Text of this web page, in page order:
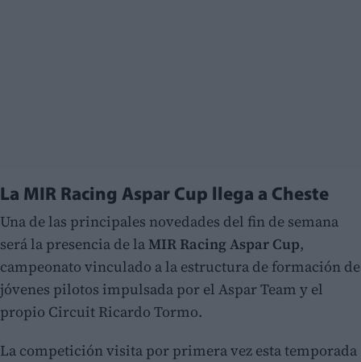
La MIR Racing Aspar Cup llega a Cheste
Una de las principales novedades del fin de semana
será la presencia de laMIR Racing Aspar Cup,
campeonato vinculado a la estructura de formación de
jóvenes pilotos impulsada por el Aspar Team y el
propio Circuit Ricardo Tormo.
La competición visita por primera vez esta temporada